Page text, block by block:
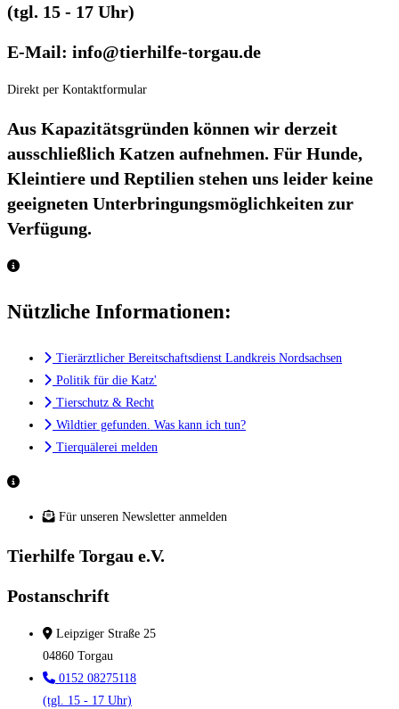
(tgl. 15 - 17 Uhr)
E-Mail: info@tierhilfe-torgau.de
Direkt per Kontaktformular
Aus Kapazitätsgründen können wir derzeit
ausschließlich Katzen aufnehmen. Für Hunde,
Kleintiere und Reptilien stehen uns leider keine
geeigneten Unterbringungsmöglichkeiten zur
Verfügung.
Nützliche Informationen:
Tierärztlicher Bereitschaftsdienst Landkreis Nordsachsen
Politik für die Katz'
Tierschutz & Recht
Wildtier gefunden. Was kann ich tun?
Tierquälerei melden
Für unseren Newsletter anmelden
Tierhilfe Torgau e.V.
Postanschrift
Leipziger Straße 25
04860 Torgau
0152 08275118
(tgl. 15 - 17 Uhr)